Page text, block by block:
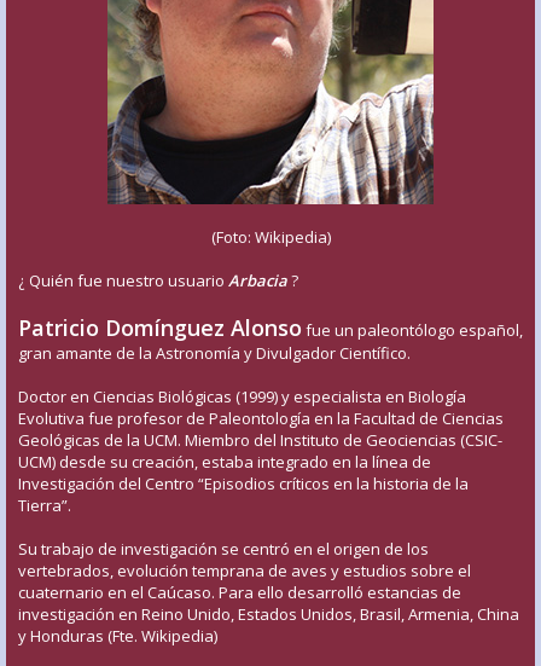
(Foto: Wikipedia)
¿ Quién fue nuestro usuario Arbacia?
Patricio Domínguez Alonso fue un paleontólogo español,
gran amante de la Astronomía y Divulgador Científico.
Doctor en Ciencias Biológicas (1999) y especialista en Biología
Evolutiva fue profesor de Paleontología en la Facultad de Ciencias
Geológicas de la UCM. Miembro del Instituto de Geociencias (CSIC-
UCM) desde su creación, estaba integrado en la línea de
Investigación del Centro “Episodios críticos en la historia de la
Tierra”.
Su trabajo de investigación se centró en el origen de los
vertebrados, evolución temprana de aves y estudios sobre el
cuaternario en el Caúcaso. Para ello desarrolló estancias de
investigación en Reino Unido, Estados Unidos, Brasil, Armenia, China
y Honduras (Fte. Wikipedia)